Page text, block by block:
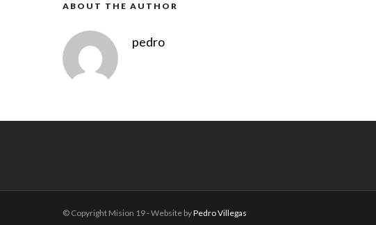
ABOUT THE AUTHOR
pedro
© Copyright Mision 19 - Website byPedro Villegas